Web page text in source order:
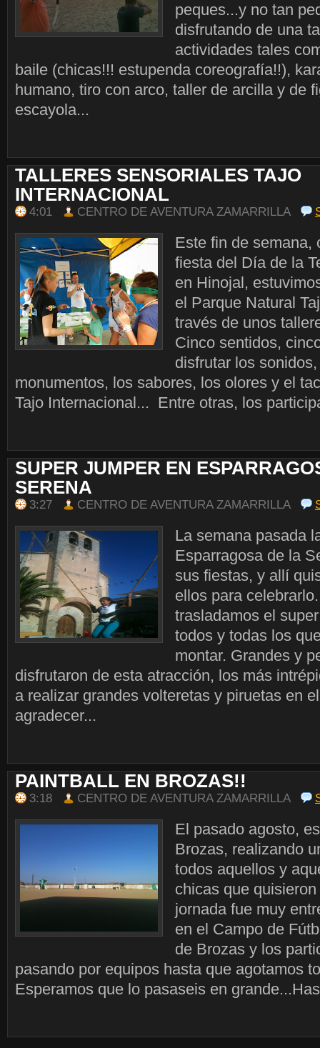
peques...y no tan
disfrutando de una
actividades tales
baile (chicas!!! estupenda coreografía!!),
humano, tiro con arco, taller de arcilla y de
escayola...
TALLERES SENSORIALES TAJO
INTERNACIONAL
4:01 CENTRO DE AVENTURA ZAMARRILLA
Este fin de semana,
fiesta del Día de la
en Hinojal,
el Parque Natural
través de unos
Cinco sentidos,
disfrutar los
monumentos, los sabores, los olores y el
Tajo Internacional... Entre otras, los
SUPER JUMPER EN
SERENA
3:27 CENTRO DE AVENTURA ZAMARRILLA
La semana pasada
Esparragosa de la
sus fiestas, y allí
ellos para
trasladamos el
todos y todas los
montar. Grandes y
disfrutaron de esta atracción, los más
a realizar grandes volteretas y piruetas en
agradecer...
PAINTBALL EN BROZAS!!
3:18 CENTRO DE AVENTURA ZAMARRILLA
El pasado agosto,
Brozas, realizando
todos aquellos y
chicas que
jornada fue muy
en el Campo de
de Brozas y los
pasando por equipos hasta que agotamos
Esperamos que lo pasaseis en